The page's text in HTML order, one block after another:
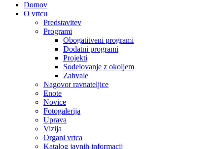
Domov
O vrtcu
Predstavitev
Programi
Obogatitveni programi
Dodatni programi
Projekti
Sodelovanje z okoljem
Zahvale
Nagovor ravnateljice
Enote
Novice
Fotogalerija
Uprava
Vizija
Organi vrtca
Katalog javnih informacij